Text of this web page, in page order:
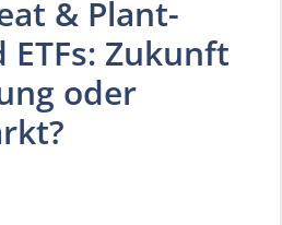
& Plant-
ETFs: Zukunft
oder